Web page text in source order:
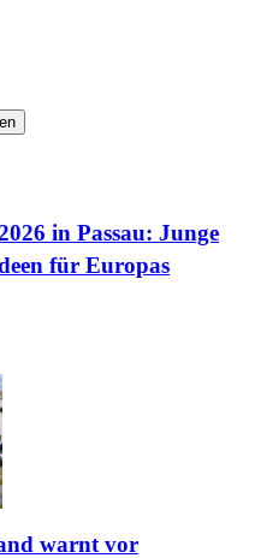
in Passau: Junge
für Europas
warnt vor